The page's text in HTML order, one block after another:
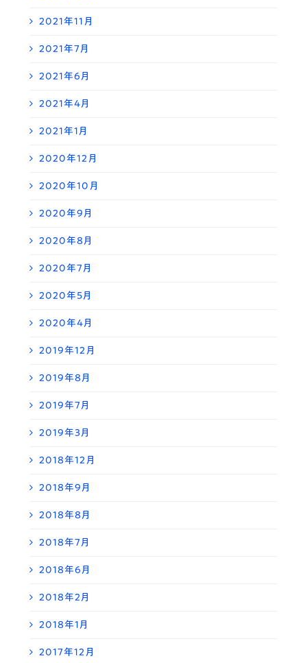
2021年11月
2021年7月
2021年6月
2021年4月
2021年1月
2020年12月
2020年10月
2020年9月
2020年8月
2020年7月
2020年5月
2020年4月
2019年12月
2019年8月
2019年7月
2019年3月
2018年12月
2018年9月
2018年8月
2018年7月
2018年6月
2018年2月
2018年1月
2017年12月